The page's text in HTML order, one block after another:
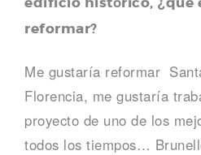
reformar?
Me gustaría reformar
Florencia, me gustaría
proyecto de uno de los
todos los tiempos…